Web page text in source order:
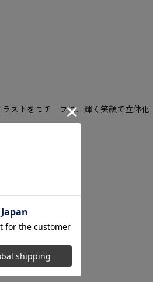
ストをモチーフに、輝く笑顔で立体